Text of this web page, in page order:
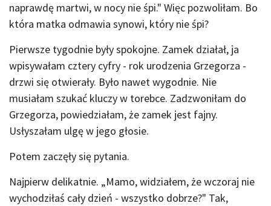
naprawdę martwi, w nocy nie śpi." Więc pozwoliłam. Bo
która matka odmawia synowi, który nie śpi?
Pierwsze tygodnie były spokojne. Zamek działał, ja
wpisywałam cztery cyfry - rok urodzenia Grzegorza -
drzwi się otwierały. Było nawet wygodnie. Nie
musiałam szukać kluczy w torebce. Zadzwoniłam do
Grzegorza, powiedziałam, że zamek jest fajny.
Usłyszałam ulgę w jego głosie.
Potem zaczęły się pytania.
Najpierw delikatnie. „Mamo, widziałem, że wczoraj nie
wychodziłaś cały dzień - wszystko dobrze?" Tak,